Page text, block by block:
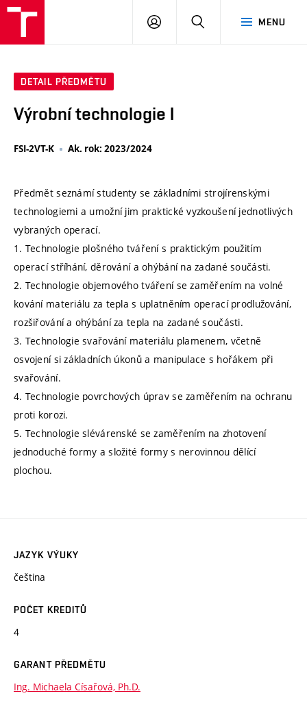
MENU
PŘIHLÁSIT
DETAIL PŘEDMĚTU
Výrobní technologie I
FSI-2VT-K Ak. rok: 2023/2024
Předmět seznámí studenty se základními strojírenskými
technologiemi a umožní jim praktické vyzkoušení jednotlivých
vybraných operací.
1. Technologie plošného tváření s praktickým použitím
operací stříhání, děrování a ohýbání na zadané součásti.
2. Technologie objemového tváření se zaměřením na volné
kování materiálu za tepla s uplatněním operací prodlužování,
rozšiřování a ohýbání za tepla na zadané součásti.
3. Technologie svařování materiálu plamenem, včetně
osvojení si základních úkonů a manipulace s hořákem při
svařování.
4. Technologie povrchových úprav se zaměřením na ochranu
proti korozi.
5. Technologie slévárenské se zaměřením na zhotovení
jednoduché formy a složité formy s nerovinnou dělící
plochou.
JAZYK VÝUKY
čeština
POČET KREDITŮ
4
GARANT PŘEDMĚTU
Ing. Michaela Císařová, Ph.D.